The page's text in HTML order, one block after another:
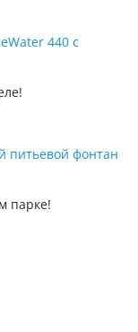
440 с
питьевой фонтан
парке!